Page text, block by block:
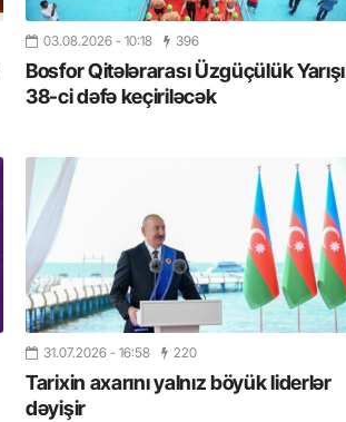
03.08.2026 - 10:18 396
Bosfor Qitələrarası Üzgüçülük Yarışı
38-ci dəfə keçiriləcək
31.07.2026 - 16:58 220
Tarixin axarını yalnız böyük liderlər
dəyişir